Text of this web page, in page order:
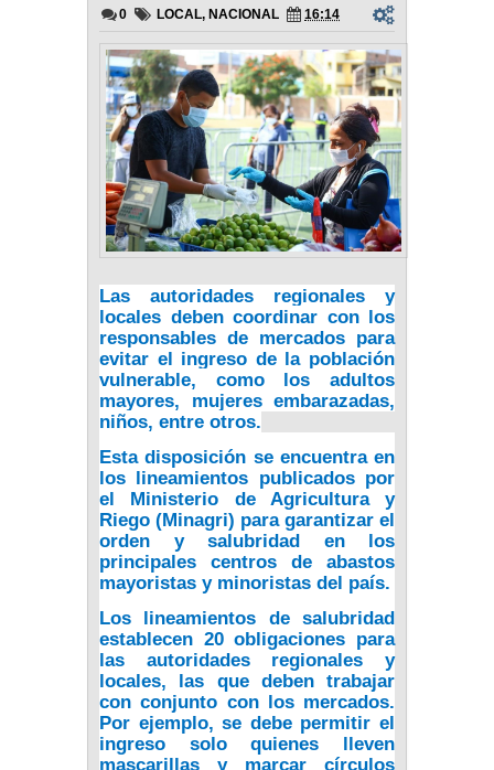
0 LOCAL, NACIONAL 16:14
Las autoridades regionales y
locales deben coordinar con los
responsables de mercados para
evitar el ingreso de la población
vulnerable, como los adultos
mayores, mujeres embarazadas,
niños, entre otros.
Esta disposición se encuentra en
los lineamientos publicados por
el Ministerio de Agricultura y
Riego (Minagri) para garantizar el
orden y salubridad en los
principales centros de abastos
mayoristas y minoristas del país.
Los lineamientos de salubridad
establecen 20 obligaciones para
las autoridades regionales y
locales, las que deben trabajar
con conjunto con los mercados.
Por ejemplo, se debe permitir el
ingreso solo quienes lleven
mascarillas y marcar círculos